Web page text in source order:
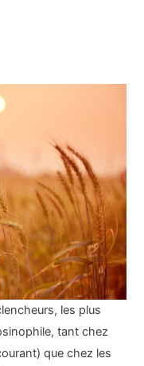
les plus
tant chez
que chez les